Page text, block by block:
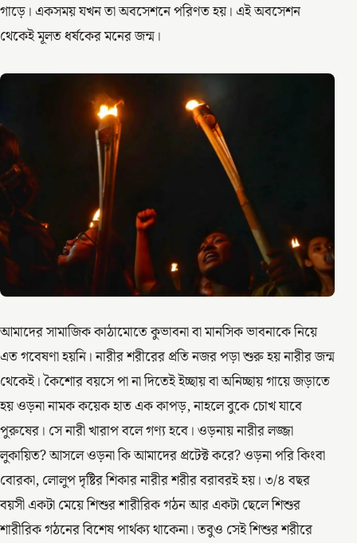
গাড়ে। একসময় যখন তা অবসেশনে পরিণত হয়। এই অবসেশন
থেকেই মূলত ধর্ষকের মনের জন্ম।
আমাদের সামাজিক কাঠামোতে কুভাবনা বা মানসিক ভাবনাকে নিয়ে
এত গবেষণা হয়নি। নারীর শরীরের প্রতি নজর পড়া শুরু হয় নারীর জন্ম
থেকেই। কৈশোর বয়সে পা না দিতেই ইচ্ছায় বা অনিচ্ছায় গায়ে জড়াতে
হয় ওড়না নামক কয়েক হাত এক কাপড়, নাহলে বুকে চোখ যাবে
পুরুষের। সে নারী খারাপ বলে গণ্য হবে। ওড়নায় নারীর লজ্জা
লুকায়িত? আসলে ওড়না কি আমাদের প্রটেক্ট করে? ওড়না পরি কিংবা
বোরকা, লোলুপ দৃষ্টির শিকার নারীর শরীর বরাবরই হয়। ৩/৪ বছর
বয়সী একটা মেয়ে শিশুর শারীরিক গঠন আর একটা ছেলে শিশুর
শারীরিক গঠনের বিশেষ পার্থক্য থাকেনা। তবুও সেই শিশুর শরীরে